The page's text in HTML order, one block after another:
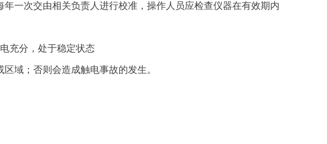
一次交由相关负责人进行校准，操作人员应检查仪器在有效期内
充分，处于稳定状态
域；否则会造成触电事故的发生。